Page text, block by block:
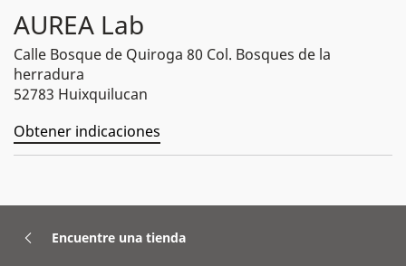
AUREA Lab
Calle Bosque de Quiroga 80 Col. Bosques de la
herradura
52783 Huixquilucan
Obtener indicaciones
Encuentre una tienda